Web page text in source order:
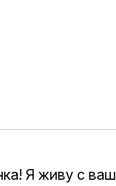
Я живу с